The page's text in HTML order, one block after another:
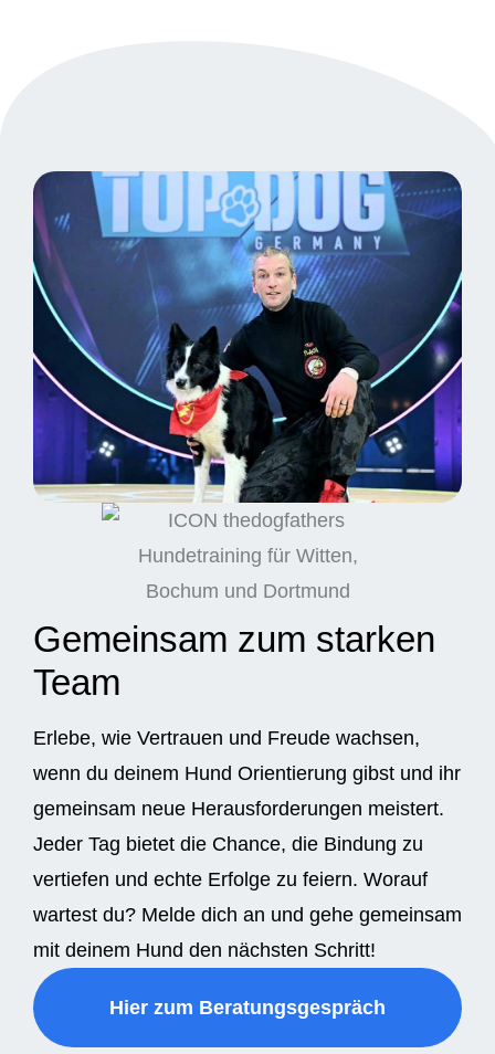
Gemeinsam zum starken
Team
Erlebe, wie Vertrauen und Freude wachsen,
wenn du deinem Hund Orientierung gibst und ihr
gemeinsam neue Herausforderungen meistert.
Jeder Tag bietet die Chance, die Bindung zu
vertiefen und echte Erfolge zu feiern. Worauf
wartest du? Melde dich an und gehe gemeinsam
mit deinem Hund den nächsten Schritt!
Hier zum Beratungsgespräch